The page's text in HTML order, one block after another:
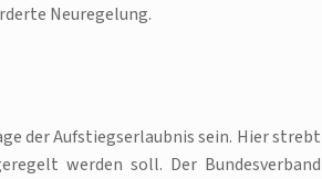
Neuregelung.
der Aufstiegserlaubnis sein. Hier strebt
werden soll. Der Bundesverband